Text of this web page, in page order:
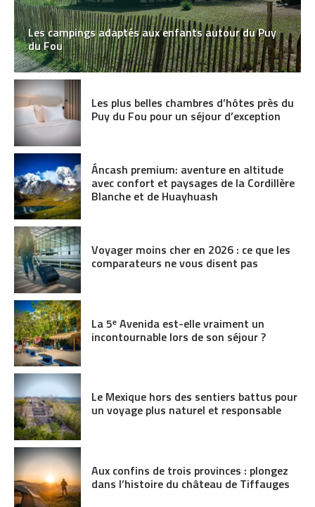
Les campings adaptés aux enfants autour du Puy
du Fou
Les plus belles chambres d’hôtes près du
Puy du Fou pour un séjour d’exception
Áncash premium: aventure en altitude
avec confort et paysages de la Cordillère
Blanche et de Huayhuash
Voyager moins cher en 2026 : ce que les
comparateurs ne vous disent pas
La 5ᵉ Avenida est-elle vraiment un
incontournable lors de son séjour ?
Le Mexique hors des sentiers battus pour
un voyage plus naturel et responsable
Aux confins de trois provinces : plongez
dans l’histoire du château de Tiffauges